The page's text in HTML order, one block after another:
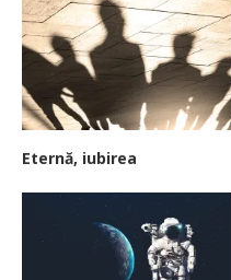
Eternă, iubirea